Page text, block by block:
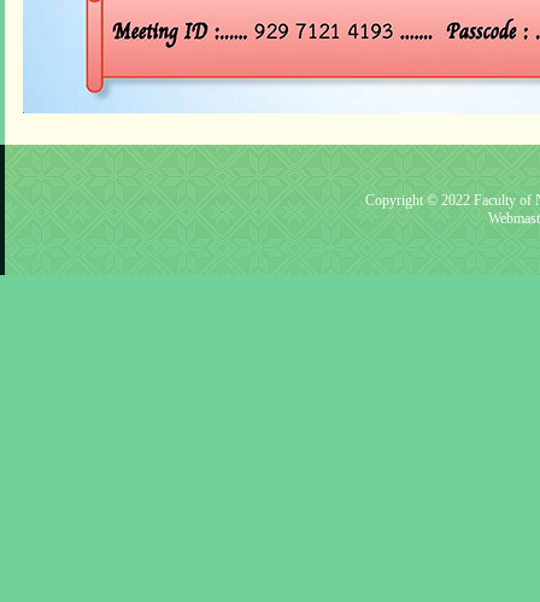
Copyright © 2022 Faculty of